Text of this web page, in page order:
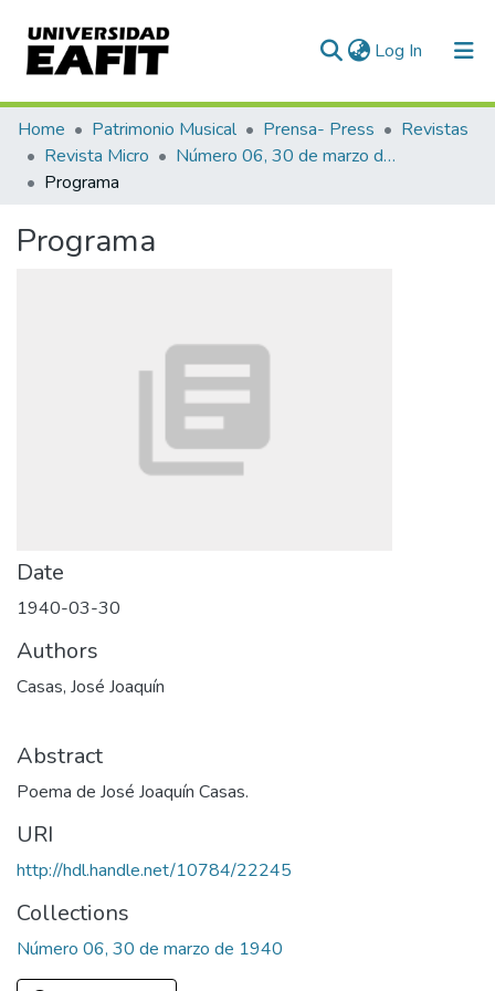
Log In (current)
Communities & Collections
All of DSpace
Home Patrimonio Musical Prensa- Press
Revistas
Revista Micro
Número 06, 30 de marzo de 1940
Programa
Programa
Date
1940-03-30
Authors
Casas, José Joaquín
Abstract
Poema de José Joaquín Casas.
URI
http://hdl.handle.net/10784/22245
Collections
Número 06, 30 de marzo de 1940